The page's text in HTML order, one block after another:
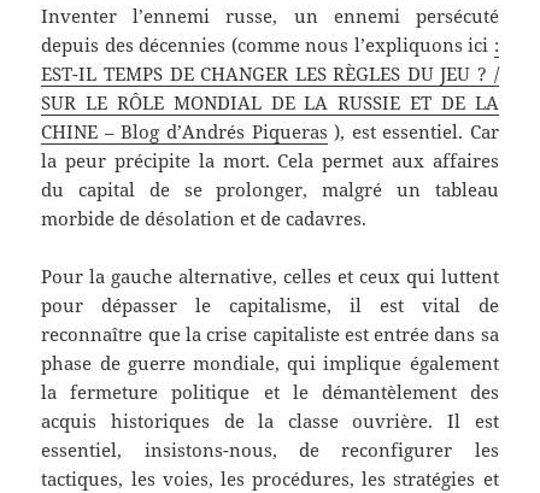
Inventer l’ennemi russe, un ennemi persécuté
depuis des décennies (comme nous l’expliquons ici :
EST-IL TEMPS DE CHANGER LES RÈGLES DU JEU ? /
SUR LE RÔLE MONDIAL DE LA RUSSIE ET ​​DE LA
CHINE – Blog d’Andrés Piqueras ), est essentiel. Car
la peur précipite la mort. Cela permet aux affaires
du capital de se prolonger, malgré un tableau
morbide de désolation et de cadavres.
Pour la gauche alternative, celles et ceux qui luttent
pour dépasser le capitalisme, il est vital de
reconnaître que la crise capitaliste est entrée dans sa
phase de guerre mondiale, qui implique également
la fermeture politique et le démantèlement des
acquis historiques de la classe ouvrière. Il est
essentiel, insistons-nous, de reconfigurer les
tactiques, les voies, les procédures, les stratégies et